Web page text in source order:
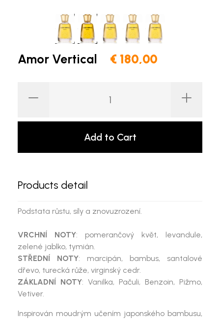
Amor Vertical € 180,00
Add to Cart
Products detail
Podstata růstu, síly a znovuzrození.
VRCHNÍ NOTY: pomerančový květ, levandule,
zelené jablko, tymián.
STŘEDNÍ NOTY: marcipán, bambus, santalové
dřevo, turecká růže, virginský cedr.
ZÁKLADNÍ NOTY: Vanilka, Pačuli, Benzoin, Pižmo,
Vetiver.
Inspirován moudrým učením japonského bambusu,